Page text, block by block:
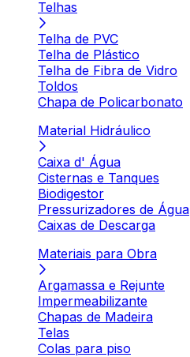
Telhas
Telha de PVC
Telha de Plástico
Telha de Fibra de Vidro
Toldos
Chapa de Policarbonato
Material Hidráulico
Caixa d' Água
Cisternas e Tanques
Biodigestor
Pressurizadores de Água
Caixas de Descarga
Materiais para Obra
Argamassa e Rejunte
Impermeabilizante
Chapas de Madeira
Telas
Colas para piso